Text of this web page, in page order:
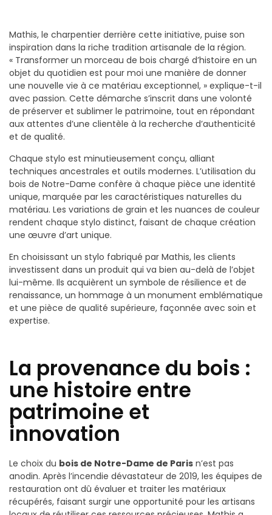
Mathis, le charpentier derrière cette initiative, puise son
inspiration dans la riche tradition artisanale de la région.
« Transformer un morceau de bois chargé d’histoire en un
objet du quotidien est pour moi une manière de donner
une nouvelle vie à ce matériau exceptionnel, » explique-t-il
avec passion. Cette démarche s’inscrit dans une volonté
de préserver et sublimer le patrimoine, tout en répondant
aux attentes d’une clientèle à la recherche d’authenticité
et de qualité.
Chaque stylo est minutieusement conçu, alliant
techniques ancestrales et outils modernes. L’utilisation du
bois de Notre-Dame confère à chaque pièce une identité
unique, marquée par les caractéristiques naturelles du
matériau. Les variations de grain et les nuances de couleur
rendent chaque stylo distinct, faisant de chaque création
une œuvre d’art unique.
En choisissant un stylo fabriqué par Mathis, les clients
investissent dans un produit qui va bien au-delà de l’objet
lui-même. Ils acquièrent un symbole de résilience et de
renaissance, un hommage à un monument emblématique
et une pièce de qualité supérieure, façonnée avec soin et
expertise.
La provenance du bois :
une histoire entre
patrimoine et
innovation
Le choix du bois de Notre-Dame de Paris n’est pas
anodin. Après l’incendie dévastateur de 2019, les équipes de
restauration ont dû évaluer et traiter les matériaux
récupérés, faisant surgir une opportunité pour les artisans